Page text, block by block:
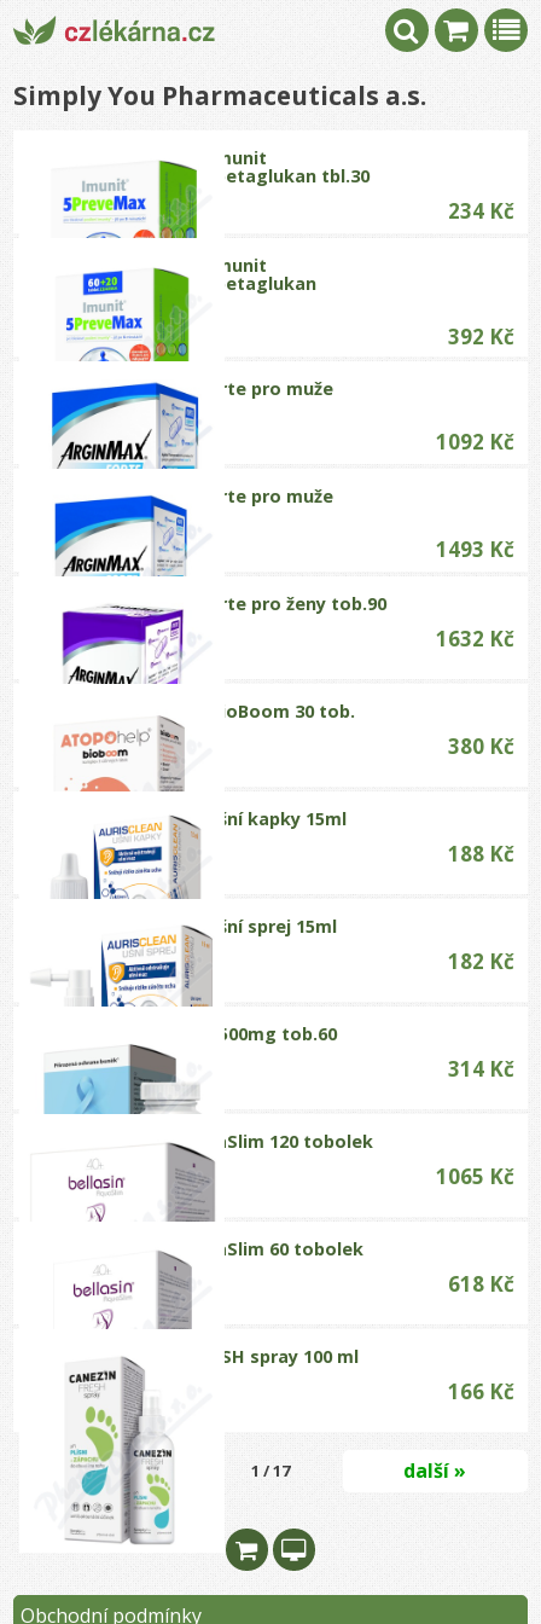
Simply You Pharmaceuticals a.s.
5PreveMax Imunit
nukleotidy+betaglukan tbl.30
234 Kč
5PreveMax Imunit
nukleotidy+betaglukan
tbl.60+20
392 Kč
ArginMax Forte pro muže
tob.45
1092 Kč
ArginMax Forte pro muže
tob.90
% 1493 Kč
ArginMax Forte pro ženy tob.90
1632 Kč
AtopoHelp BioBoom 30 tob.
380 Kč
AurisClean ušní kapky 15ml
188 Kč
AurisClean ušní sprej 15ml
% 182 Kč
B17 therapy 500mg tob.60
% 314 Kč
Bellasin AquaSlim 120 tobolek
1065 Kč
Bellasin AquaSlim 60 tobolek
618 Kč
CANEZIN FRESH spray 100 ml
166 Kč
1 / 17 další »
Obchodní podmínky